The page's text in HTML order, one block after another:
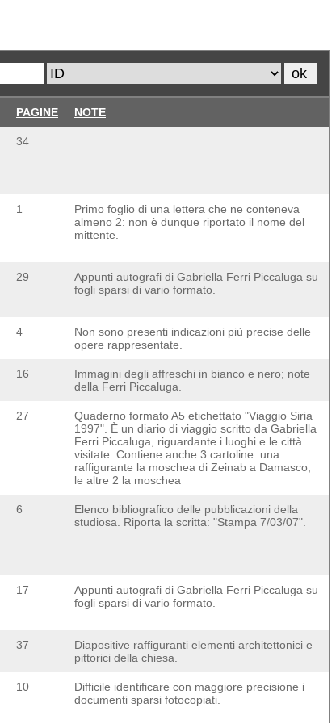
PAGINE NOTE
34
1
Primo foglio di una lettera che ne conteneva
almeno 2: non è dunque riportato il nome del
mittente.
29
Appunti autografi di Gabriella Ferri Piccaluga su
fogli sparsi di vario formato.
4
Non sono presenti indicazioni più precise delle
opere rappresentate.
16
Immagini degli affreschi in bianco e nero; note
della Ferri Piccaluga.
27
Quaderno formato A5 etichettato "Viaggio Siria
1997". È un diario di viaggio scritto da Gabriella
Ferri Piccaluga, riguardante i luoghi e le città
visitate. Contiene anche 3 cartoline: una
raffigurante la moschea di Zeinab a Damasco,
le altre 2 la moschea
6
Elenco bibliografico delle pubblicazioni della
studiosa. Riporta la scritta: "Stampa 7/03/07".
17
Appunti autografi di Gabriella Ferri Piccaluga su
fogli sparsi di vario formato.
37
Diapositive raffiguranti elementi architettonici e
pittorici della chiesa.
10
Difficile identificare con maggiore precisione i
documenti sparsi fotocopiati.